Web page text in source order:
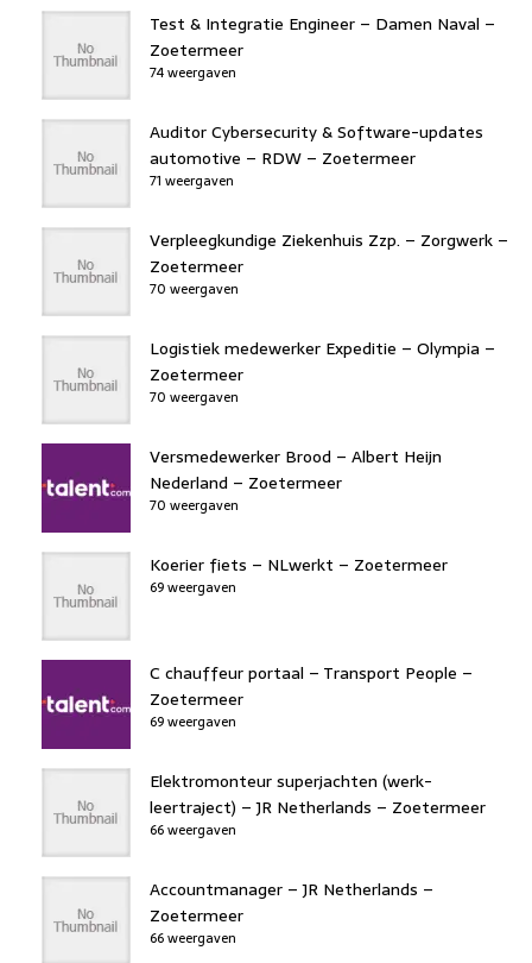
Test & Integratie Engineer – Damen Naval –
Zoetermeer
74 weergaven
Auditor Cybersecurity & Software-updates
automotive – RDW – Zoetermeer
71 weergaven
Verpleegkundige Ziekenhuis Zzp. – Zorgwerk –
Zoetermeer
70 weergaven
Logistiek medewerker Expeditie – Olympia –
Zoetermeer
70 weergaven
Versmedewerker Brood – Albert Heijn
Nederland – Zoetermeer
70 weergaven
Koerier fiets – NLwerkt – Zoetermeer
69 weergaven
C chauffeur portaal – Transport People –
Zoetermeer
69 weergaven
Elektromonteur superjachten (werk-
leertraject) – JR Netherlands – Zoetermeer
66 weergaven
Accountmanager – JR Netherlands –
Zoetermeer
66 weergaven